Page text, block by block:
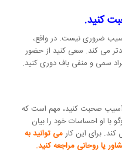
کنید.
ضروری نیست. در واقع،
می کند. سعی کنید از حضور
سمی و منفی باف دوری کنید.
آسیب صحبت کنید، مهم است که
با او احساسات خود را بیان
برای این کارمی توانید به
یا روحانی مراجعه کنید.